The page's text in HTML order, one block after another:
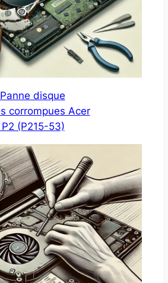
disque
corrompues Acer
(P215-53)